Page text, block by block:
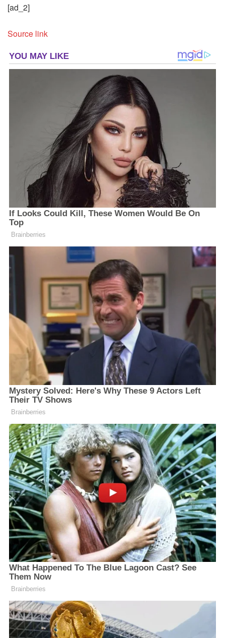
[ad_2]
Source link